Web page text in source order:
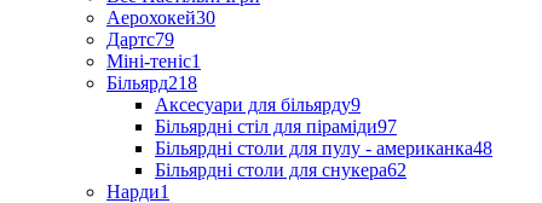
Аерохокей30
Дартс79
Міні-теніс1
Більярд218
Аксесуари для більярду9
Більярдні стіл для піраміди97
Більярдні столи для пулу - американка48
Більярдні столи для снукера62
Нарди1